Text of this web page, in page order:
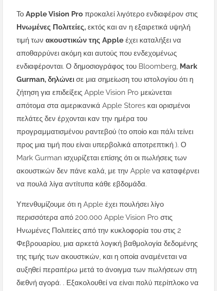
Το Apple Vision Pro προκαλεί λιγότερο ενδιαφέρον στις
Ηνωμένες Πολιτείες, εκτός και αν η εξαιρετικά υψηλή
τιμή των ακουστικών της Apple έχει καταλήξει να
αποθαρρύνει ακόμη και αυτούς που ενδεχομένως
ενδιαφέρονται. Ο δημοσιογράφος του Bloomberg, Mark
Gurman, δηλώνει σε μια σημείωση του ιστολογίου ότι η
ζήτηση για επιδείξεις Apple Vision Pro μειώνεται
απότομα στα αμερικανικά Apple Stores και ορισμένοι
πελάτες δεν έρχονται καν την ημέρα του
προγραμματισμένου ραντεβού (το οποίο και πάλι τείνει
προς μια τιμή που είναι υπερβολικά αποτρεπτική ). Ο
Mark Gurman ισχυρίζεται επίσης ότι οι πωλήσεις των
ακουστικών δεν πάνε καλά, με την Apple να καταφέρνει
να πουλά λίγα αντίτυπα κάθε εβδομάδα.
Υπενθυμίζουμε ότι η Apple έχει πουλήσει λίγο
περισσότερα από 200.000 Apple Vision Pro στις
Ηνωμένες Πολιτείες από την κυκλοφορία του στις 2
Φεβρουαρίου, μια αρκετά λογική βαθμολογία δεδομένης
της τιμής των ακουστικών, και η οποία αναμένεται να
αυξηθεί περαιτέρω μετά το άνοιγμα των πωλήσεων στη
διεθνή αγορά. . Εξακολουθεί να είναι πολύ περίπλοκο να